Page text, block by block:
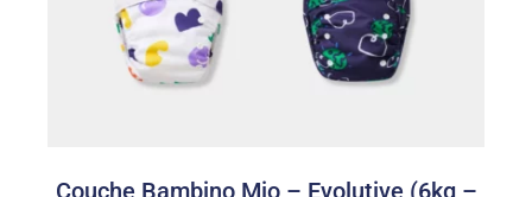
Couche Bambino Mio – Evolutive (6kg –